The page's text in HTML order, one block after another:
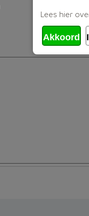
Lees hier
Akkoord